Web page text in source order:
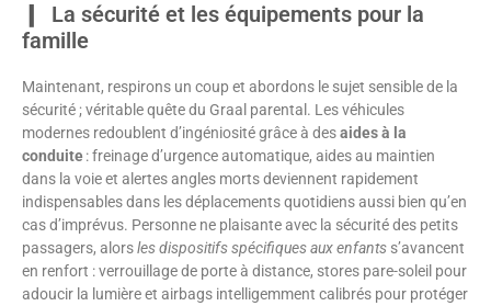
La sécurité et les équipements pour la
famille
Maintenant, respirons un coup et abordons le sujet sensible de la
sécurité ; véritable quête du Graal parental. Les véhicules
modernes redoublent d’ingéniosité grâce à desaides à la
conduite: freinage d’urgence automatique, aides au maintien
dans la voie et alertes angles morts deviennent rapidement
indispensables dans les déplacements quotidiens aussi bien qu’en
cas d’imprévus. Personne ne plaisante avec la sécurité des petits
passagers, alorsles dispositifs spécifiques aux enfants s’avancent
en renfort : verrouillage de porte à distance, stores pare-soleil pour
adoucir la lumière et airbags intelligemment calibrés pour protéger